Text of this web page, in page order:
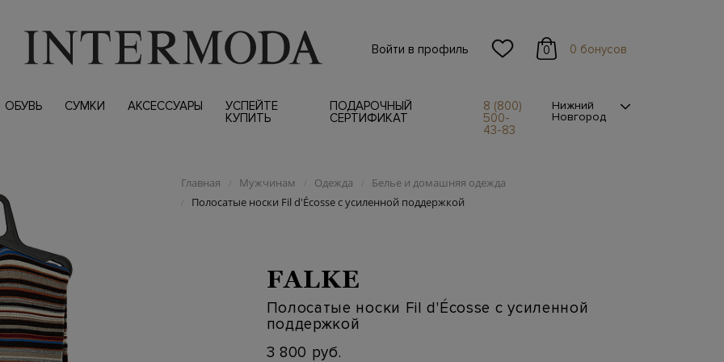
Войти в профиль 0 0 бонусов
ОБУВЬ СУМКИ АКСЕССУАРЫ
УСПЕЙТЕ
КУПИТЬ
ПОДАРОЧНЫЙ
СЕРТИФИКАТ
8 (800)
500-
43-83
Нижний
Новгород
Главная / Мужчинам / Одежда / Белье и домашняя одежда
/ Полосатые носки Fil d'Écosse с усиленной поддержкой
FALKE
Полосатые носки Fil d'Écosse с усиленной
поддержкой
3 800 руб.